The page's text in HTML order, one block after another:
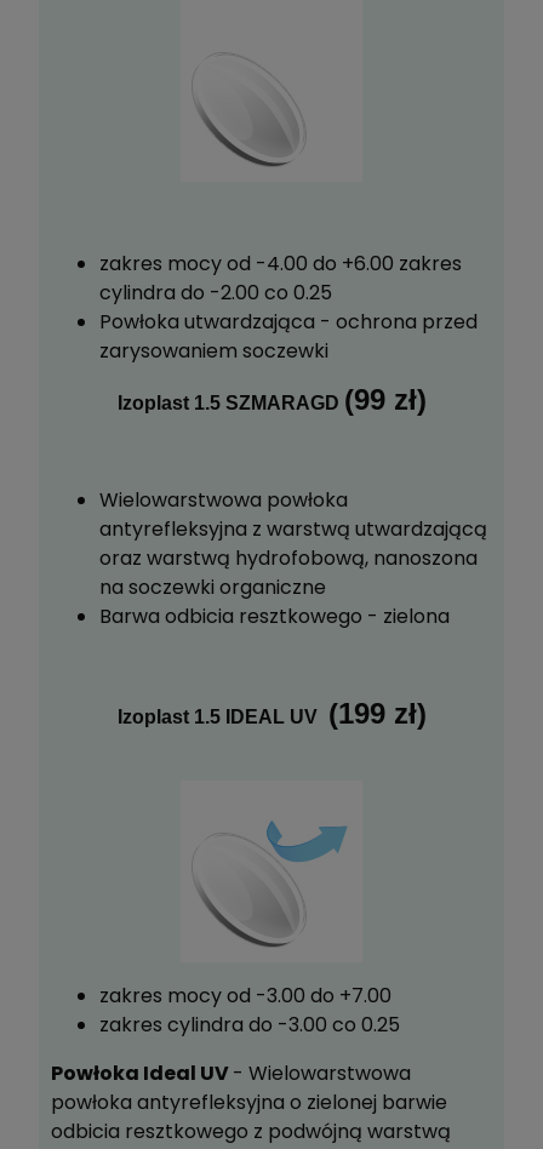
zakres mocy od -4.00 do +6.00 zakres
cylindra do -2.00 co 0.25
Powłoka utwardzająca - ochrona przed
zarysowaniem soczewki
Izoplast 1.5 SZMARAGD (99 zł)
Wielowarstwowa powłoka
antyrefleksyjna z warstwą utwardzającą
oraz warstwą hydrofobową, nanoszona
na soczewki organiczne
Barwa odbicia resztkowego - zielona
Izoplast 1.5 IDEAL UV (199 zł)
zakres mocy od -3.00 do +7.00
zakres cylindra do -3.00 co 0.25
Powłoka Ideal UV- Wielowarstwowa
powłoka antyrefleksyjna o zielonej barwie
odbicia resztkowego z podwójną warstwą